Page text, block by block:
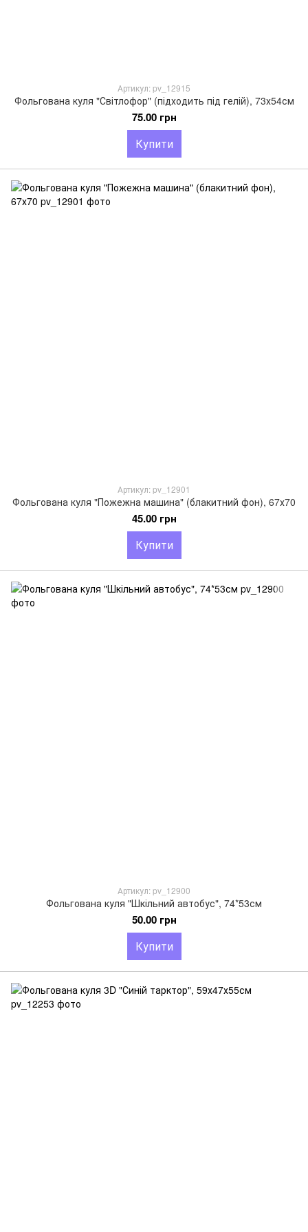
Артикул: pv_12915
Фольгована куля "Світлофор" (підходить під гелій), 73х54см
75.00 грн
Купити
Артикул: pv_12901
Фольгована куля "Пожежна машина" (блакитний фон), 67х70
45.00 грн
Купити
Артикул: pv_12900
Фольгована куля "Шкільний автобус", 74*53см
50.00 грн
Купити